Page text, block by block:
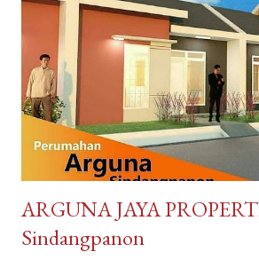
pengiriman seluruh Indonesia.
Gopay, Ovo, juga opsi transfer bank
convenience store seperti Indomaret dan
toko juga terpercaya, banyak testimoni
Pelayanan bagus, produk bagus.
DayToNight Tokopedia, Tarakan -
​ARGUNA JAYA
Sindangpanon